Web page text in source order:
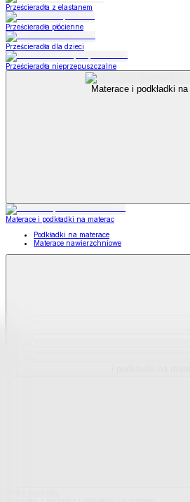
Prześcieradła z elastanem
Prześcieradła płócienne
Prześcieradła dla dzieci
Prześcieradła nieprzepuszczalne
Materace i podkładki
Materace i podkładki na materac
Podkładki na materace
Materace nawierzchniowe